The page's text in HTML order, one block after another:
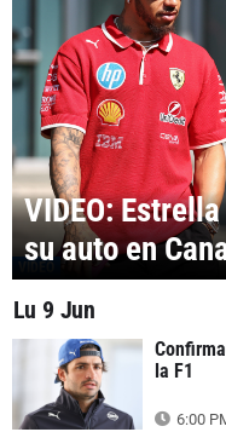
VIDEO:
su auto en
Lu 9 Jun
la F1
6:00